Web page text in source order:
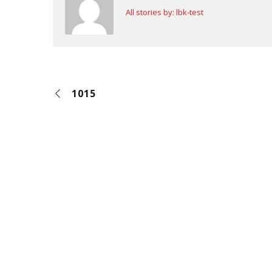
All stories by: lbk-test
1015